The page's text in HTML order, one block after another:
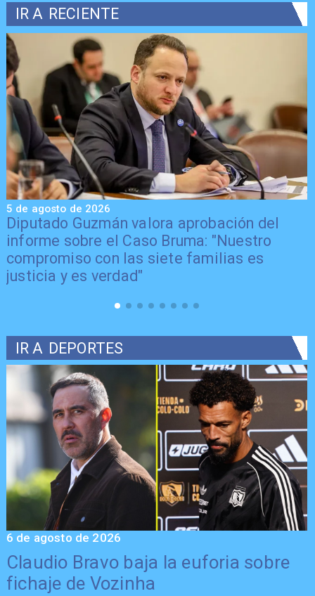
IR A RECIENTE
del
es
Senador Vial celebra aprobación del
proyecto de Reconstrucción: "Es un
trascendental en beneficio de los
5 de agosto de 2026
IR A DEPORTES
Claudio Bravo baja la euforia sobre
fichaje de Vozinha
6 de agosto de 2026